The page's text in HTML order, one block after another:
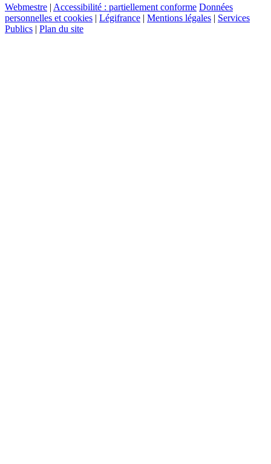
Webmestre | Accessibilité : partiellement conforme Données
personnelles et cookies | Légifrance | Mentions légales | Services
Publics | Plan du site